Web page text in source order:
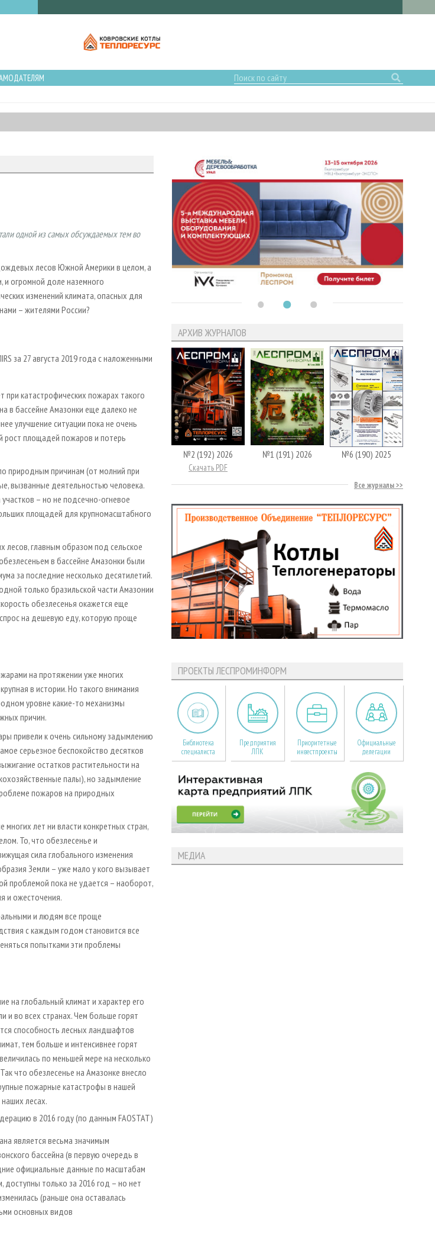
одной из самых обсуждаемых тем во
лесов Южной Америки в целом, а
и огромной доле наземного
изменений климата, опасных для
– жителями России?
за 27 августа 2019 года с наложенными
при катастрофических пожарах такого
в бассейне Амазонки еще далеко не
улучшение ситуации пока не очень
рост площадей пожаров и потерь
природным причинам (от молний при
вызванные деятельностью человека.
– но не подсечно-огневое
площадей для крупномасштабного
лесов, главным образом под сельское
в бассейне Амазонки были
за последние несколько десятилетий.
только бразильской части Амазонии
обезлесенья окажется еще
на дешевую еду, которую проще
на протяжении уже многих
в истории. Но такого внимания
уровне какие-то механизмы
причин.
привели к очень сильному задымлению
серьезное беспокойство десятков
остатков растительности на
палы), но задымление
пожаров на природных
лет ни власти конкретных стран,
То, что обезлесенье и
сила глобального изменения
Земли – уже мало у кого вызывает
проблемой пока не удается – наоборот,
и ожесточения.
и людям все проще
с каждым годом становится все
попытками эти проблемы
на глобальный климат и характер его
и во всех странах. Чем больше горят
способность лесных ландшафтов
тем больше и интенсивнее горят
по меньшей мере на несколько
что обезлесенье на Амазонке внесло
пожарные катастрофы в нашей
лесах.
в 2016 году (по данным FAOSTAT)
является весьма значимым
бассейна (в первую очередь в
официальные данные по масштабам
доступны только за 2016 год – но нет
(раньше она оставалась
основных видов
АРХИВ ЖУРНАЛОВ
№2 (192) 2026
Скачать PDF
№1 (191) 2026 №6 (190) 2025
Все журналы
ПРОЕКТЫ ЛЕСПРОМИНФОРМ
Библиотека
специалиста
Предприятия
ЛПК
Приоритетные
инвестпроекты
Официальные
делегации
МЕДИА